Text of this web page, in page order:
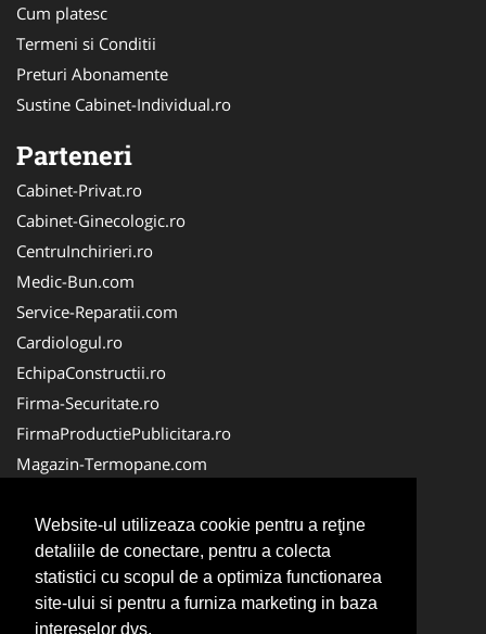
Website-ul utilizeaza cookie pentru a reţine
detaliile de conectare, pentru a colecta
statistici cu scopul de a optimiza functionarea
site-ului si pentru a furniza marketing in baza
intereselor dvs.
Cum platesc
Termeni si Conditii
Preturi Abonamente
Sustine Cabinet-Individual.ro
Parteneri
Cabinet-Privat.ro
Cabinet-Ginecologic.ro
CentruInchirieri.ro
Medic-Bun.com
Service-Reparatii.com
Cardiologul.ro
EchipaConstructii.ro
Firma-Securitate.ro
FirmaProductiePublicitara.ro
Magazin-Termopane.com
CramaVinuri.ro
FirmaTractariAuto.ro
InstalatiiSolare.com
Pescaresc.ro